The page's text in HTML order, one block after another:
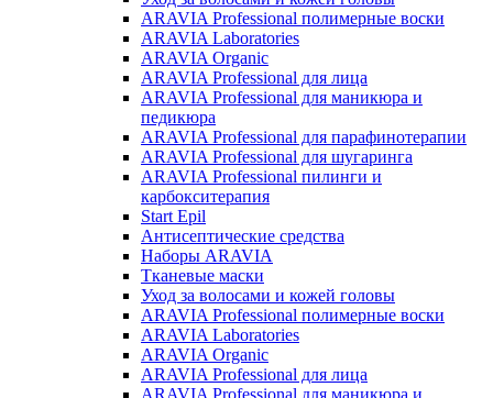
ARAVIA Professional полимерные воски
ARAVIA Laboratories
ARAVIA Organic
ARAVIA Professional для лица
ARAVIA Professional для маникюра и
педикюра
ARAVIA Professional для парафинотерапии
ARAVIA Professional для шугаринга
ARAVIA Professional пилинги и
карбокситерапия
Start Epil
Антисептические средства
Наборы ARAVIA
Тканевые маски
Уход за волосами и кожей головы
ARAVIA Professional полимерные воски
ARAVIA Laboratories
ARAVIA Organic
ARAVIA Professional для лица
ARAVIA Professional для маникюра и